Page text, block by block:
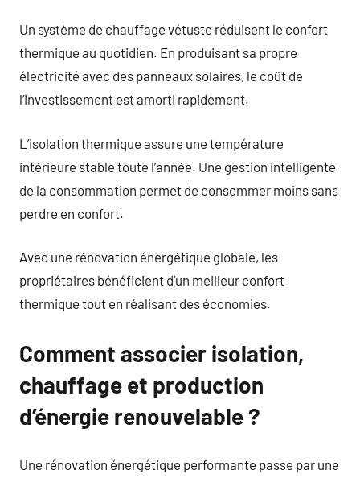
Un système de chauffage vétuste réduisent le confort
thermique au quotidien. En produisant sa propre
électricité avec des panneaux solaires, le coût de
l’investissement est amorti rapidement.
L’isolation thermique assure une température
intérieure stable toute l’année. Une gestion intelligente
de la consommation permet de consommer moins sans
perdre en confort.
Avec une rénovation énergétique globale, les
propriétaires bénéficient d’un meilleur confort
thermique tout en réalisant des économies.
Comment associer isolation,
chauffage et production
d’énergie renouvelable ?
Une rénovation énergétique performante passe par une